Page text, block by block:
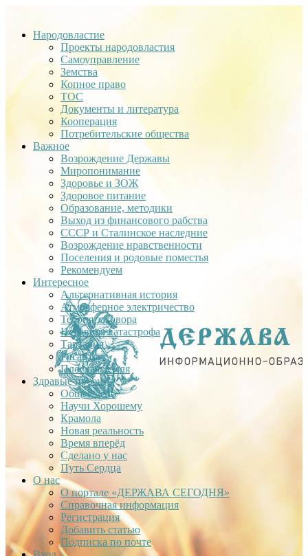
Народовластие
Проекты народовластия
Самоуправление
Земства
Копное право
ТОС
Документы и литература
Кооперация
Потребительские общества
Важное
Возрождение Державы
Миропонимание
Здоровье и ЗОЖ
Здоровое питание
Образование, методики
Выход из финансового рабства
СССР и Сталинское наследние
Возрождение нравственности
Поселения и родовые поместья
Рекомендуем
Интересное
Альтернативная история
Атмосферное электричество
Теория заговора
Недавняя катастрофа
Тартария
Гиганты
Плоская Земля
Здравые проекты
Общее дело
Научи Хорошему
Крамола
Новая реальность
Время вперёд
Сделано у нас
Путь Сердца
О нас
О портале «ДЕРЖАВА СЕГОДНЯ»
Справочная информация
Регистрация
Добавить статью
Подписка по почте